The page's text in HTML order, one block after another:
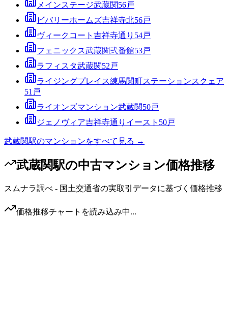
メインステージ武蔵関56戸
ビバリーホームズ吉祥寺北56戸
ヴィークコート吉祥寺通り 54戸
フェニックス武蔵関弐番館53戸
ラフィスタ武蔵関52 戸
ライジングプレイス練馬関町ステーションスクェア
51 戸
ライオンズマンション武蔵関50戸
ジェノヴィア吉祥寺通りイースト 50戸
武蔵関駅のマンションをすべて見る →
武蔵関駅の中古マンション価格推移
スムナラ調べ - 国土交通省の実取引データに基づく価格推移
価格推移チャートを読み込み中...